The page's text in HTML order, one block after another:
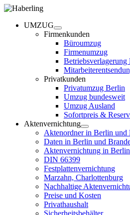
UMZUG
Firmenkunden
Büroumzug
Firmenumzug
Betriebsverlagerung
Privatkunden
Privatumzug Berlin
Umzug bundesweit
Umzug Ausland
Sofortpreis &
Aktenvernichtung
Aktenordner in Berlin und
Daten in Berlin und
Aktenvernichtung in
DIN 66399
Festplattenvernichtung
Marzahn, Charlottenburg
Nachhaltige
Preise und Kosten
Privathaushalt
Sicherheitsbehälter